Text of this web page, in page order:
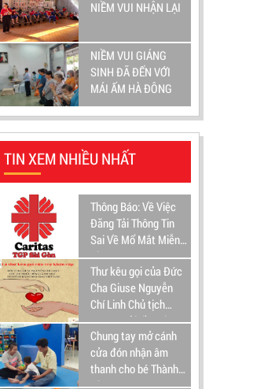
NIỀM VUI NHẬN LẠI
NIỀM VUI GIÁNG
SINH ĐÃ ĐẾN VỚI
MÁI ẤM HÀ ĐÔNG
TIN XEM NHIỀU NHẤT
Thông Báo: Về Việc
Đăng Tải Thông Tin
Sai Về Mổ Mắt Miễn
Phí
Thư kêu gọi của Đức
Cha Giuse Nguyễn
Chí Linh Chủ tịch
HĐGM gửi đồng bào
Công Giáo Việt Nam
Chung tay mở cánh
cửa đón nhận âm
thanh cho bé Thành
Nhân